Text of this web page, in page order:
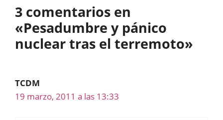
3 comentarios en
«Pesadumbre y pánico
nuclear tras el terremoto»
TCDM
19 marzo, 2011 a las 13:33